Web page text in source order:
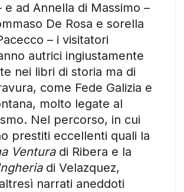
e ad Annella di Massimo –
De Rosa e sorella
– i visitatori
autrici ingiustamente
nei libri di storia ma di
come Fede Galizia e
molto legate al
Nel percorso, in cui
prestiti eccellenti quali la
Venturadi Ribera e la
di Velazquez,
narrati aneddoti